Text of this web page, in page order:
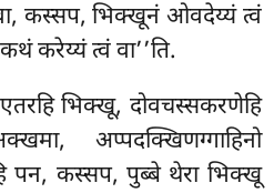
कस्सप, भिक्खूनं ओवदेय्यं त्वं
करेय्यं त्वं वा’’ति.
भिक्खू, दोवचस्सकरणेहि
अप्पदक्खिणग्गाहिनो
पन, कस्सप, पुब्बे थेरा भिक्खू